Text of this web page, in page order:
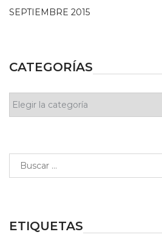
SEPTIEMBRE 2015
CATEGORÍAS
ETIQUETAS